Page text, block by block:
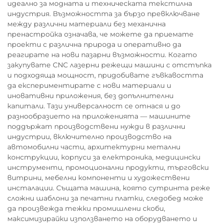
идеално за модната и техническата текстилна
индустрия. Възможността за бързо превключване
между различни материали без механична
пренастройка означава, че можете да приемате
проекти с различна природа и оперативно да
реагирате на нови пазарни възможности. Когато
закупувате CNC лазерни режещи машини с отстъпка
и подходяща мощност, придобивате гъвкавостта
да експериментирате с нови материали и
иновативни приложения, без допълнителни
капитали. Тази универсалност се отнася и до
разнообразието на приложенията — машините
поддържат производствени нужди в различни
индустрии, включително производство на
автомобилни части, архитектурни метални
конструкции, корпуси за електроника, медицински
инструменти, промоционални продукти, търговски
витрини, мебелни компоненти и художествени
инсталации. Същата машина, която сутринта реже
сложни шаблони за печатни платки, следобед може
да произвежда тежки промишлени скоби,
максимизирайки използването на оборудването и